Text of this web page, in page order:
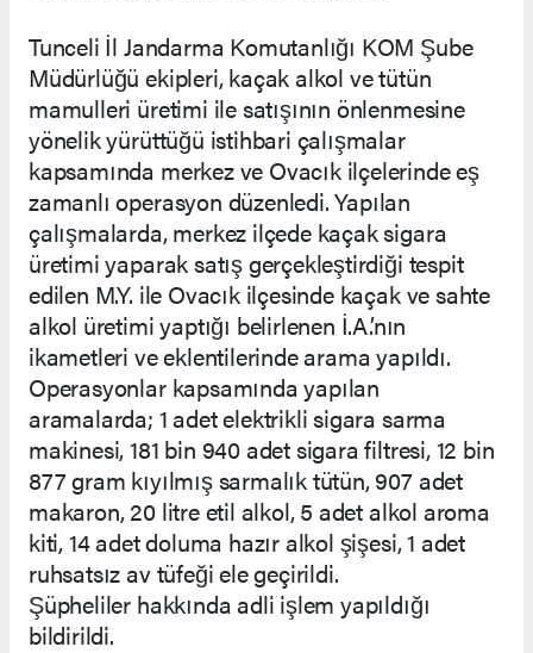
Tunceli İl Jandarma Komutanlığı KOM Şube
Müdürlüğü ekipleri, kaçak alkol ve tütün
mamulleri üretimi ile satışının önlenmesine
yönelik yürüttüğü istihbari çalışmalar
kapsamında merkez ve Ovacık ilçelerinde eş
zamanlı operasyon düzenledi. Yapılan
çalışmalarda, merkez ilçede kaçak sigara
üretimi yaparak satış gerçekleştirdiği tespit
edilen M.Y. ile Ovacık ilçesinde kaçak ve sahte
alkol üretimi yaptığı belirlenen İ.A.’nın
ikametleri ve eklentilerinde arama yapıldı.
Operasyonlar kapsamında yapılan
aramalarda; 1 adet elektrikli sigara sarma
makinesi, 181 bin 940 adet sigara filtresi, 12 bin
877 gram kıyılmış sarmalık tütün, 907 adet
makaron, 20 litre etil alkol, 5 adet alkol aroma
kiti, 14 adet doluma hazır alkol şişesi, 1 adet
ruhsatsız av tüfeği ele geçirildi.
Şüpheliler hakkında adli işlem yapıldığı
bildirildi.